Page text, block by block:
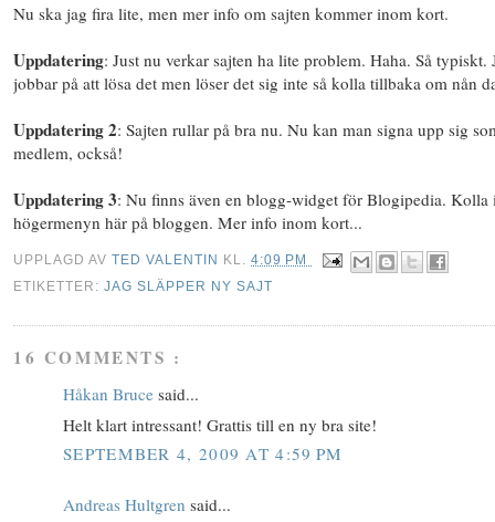
Nu ska jag fira lite, men mer info om sajten kommer inom kort.
Uppdatering: Just nu verkar sajten ha lite problem. Haha. Så typiskt.
jobbar på att lösa det men löser det sig inte så kolla tillbaka om nån
Uppdatering 2: Sajten rullar på bra nu. Nu kan man signa upp sig
medlem, också!
Uppdatering 3: Nu finns även en blogg-widget för Blogipedia. Kolla
högermenyn här på bloggen. Mer info inom kort...
UPPLAGD AVTED VALENTIN KL.4:09 PM
ETIKETTER:JAG SLÄPPER NY SAJT
16 COMMENTS :
Håkan Bruce said...
Helt klart intressant! Grattis till en ny bra site!
SEPTEMBER 4, 2009 AT 4:59 PM
Andreas Hultgren said...